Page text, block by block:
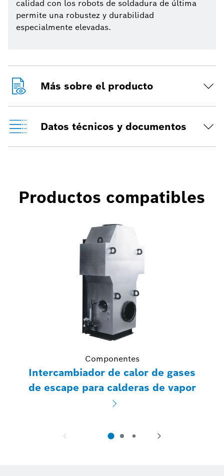
calidad con los robots de soldadura de última
permite una robustez y durabilidad
especialmente elevadas.
Más sobre el producto
Datos técnicos y documentos
Productos compatibles
Componentes
Intercambiador de calor de gases
de escape para calderas de vapor